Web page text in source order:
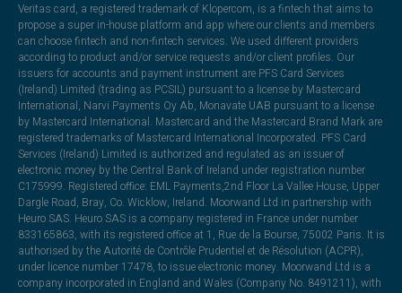
Veritas card, a registered trademark of Klopercom, is a fintech that aims to
propose a super in-house platform and app where our clients and members
can choose fintech and non-fintech services. We used different providers
according to product and/or service requests and/or client profiles. Our
issuers for accounts and payment instrument are PFS Card Services
(Ireland) Limited (trading as PCSIL) pursuant to a license by Mastercard
International, Narvi Payments Oy Ab, Monavate UAB pursuant to a license
by Mastercard International. Mastercard and the Mastercard Brand Mark are
registered trademarks of Mastercard International Incorporated. PFS Card
Services (Ireland) Limited is authorized and regulated as an issuer of
electronic money by the Central Bank of Ireland under registration number
C175999. Registered office: EML Payments,2nd Floor La Vallee House, Upper
Dargle Road, Bray, Co. Wicklow, Ireland. Moorwand Ltd in partnership with
Heuro SAS. Heuro SAS is a company registered in France under number
833165863, with its registered office at 1, Rue de la Bourse, 75002 Paris. It is
authorised by the Autorité de Contrôle Prudentiel et de Résolution (ACPR),
under licence number 17478, to issue electronic money. Moorwand Ltd is a
company incorporated in England and Wales (Company No. 8491211), with